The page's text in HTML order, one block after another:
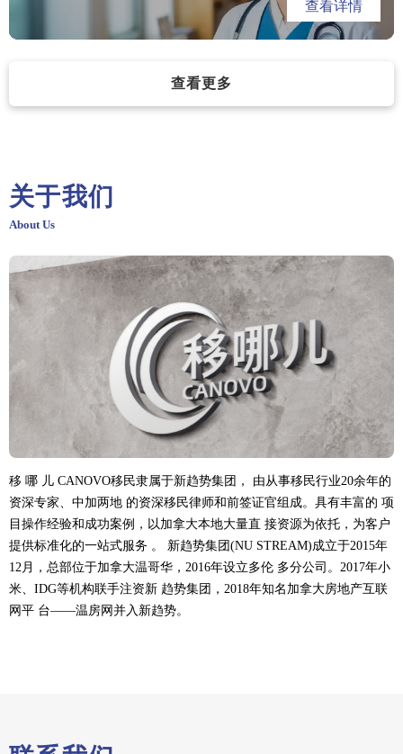
查看详情
查看更多
关于我们
About Us
移 哪 儿 CANOVO移民隶属于新趋势集团， 由从事移民行业20余年的
资深专家、中加两地 的资深移民律师和前签证官组成。具有丰富的 项
目操作经验和成功案例，以加拿大本地大量直 接资源为依托，为客户
提供标准化的一站式服务 。 新趋势集团(NU STREAM)成立于2015年
12月，总部位于加拿大温哥华，2016年设立多伦 多分公司。2017年小
米、IDG等机构联手注资新 趋势集团，2018年知名加拿大房地产互联
网平 台——温房网并入新趋势。